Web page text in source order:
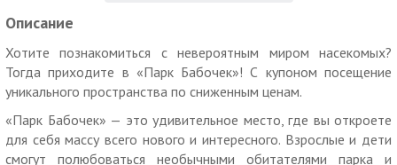
экране телефона или в распечатанном виде.
Дополнительная информация по телефону.
Услуги (товары) предоставляются ООО «ПАРК «ДИВНЫЙ
САД», ОГРН 1227800098063
Описание
Хотите познакомиться с невероятным миром насекомых?
Тогда приходите в «Парк Бабочек»! С купоном посещение
уникального пространства по сниженным ценам.
«Парк Бабочек» — это удивительное место, где вы откроете
для себя массу всего нового и интересного. Взрослые и дети
смогут полюбоваться необычными обитателями парка и